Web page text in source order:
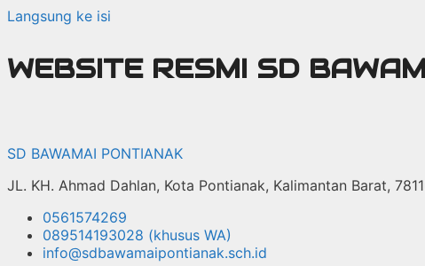
Langsung ke isi
WEBSITE RESMI SD
SD BAWAMAI PONTIANAK
JL. KH. Ahmad Dahlan, Kota Pontianak, Kalimantan Barat,
0561574269
089514193028 (khusus WA)
info@sdbawamaipontianak.sch.id